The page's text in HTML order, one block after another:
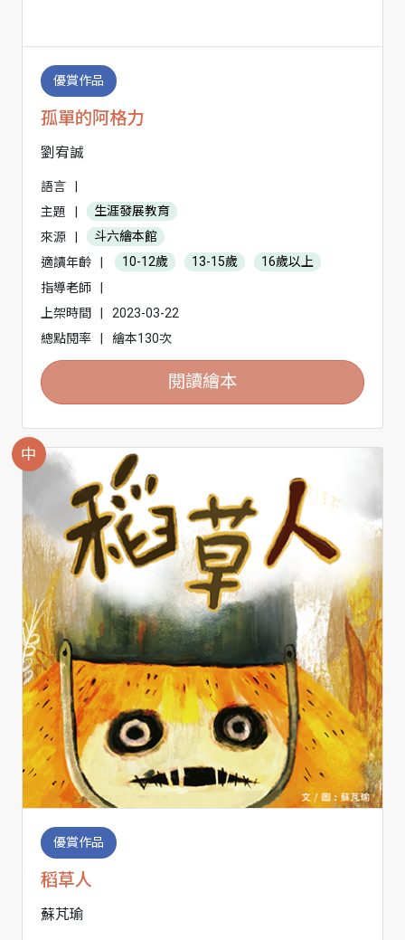
優賞作品
孤單的阿格力
劉宥誠
語言
主題
生涯發展教育
來源
斗六繪本館
適讀年齡
10-12歲 13-15歲
16歲以上
指導老師
上架時間
2023-03-22
總點閱率
繪本130次
閱讀繪本
中
優賞作品
稻草人
蘇芃瑜